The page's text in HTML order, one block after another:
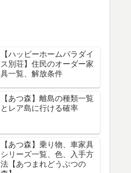
【ハッピーホームパラダイ
ス別荘】住民のオーダー家
具一覧、解放条件
【あつ森】離島の種類一覧
とレア島に行ける確率
【あつ森】乗り物、車家具
シリーズ一覧、色、入手方
法【あつまれどうぶつの